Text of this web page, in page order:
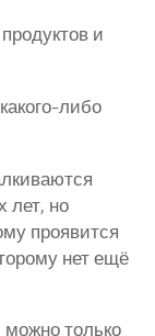
и
либо
лет, но
проявится
нет ещё
только